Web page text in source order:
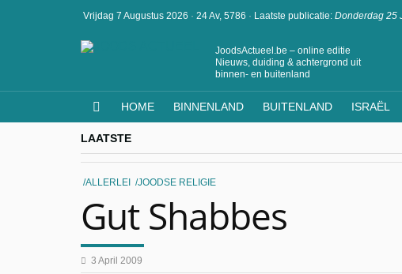
Vrijdag 7 Augustus 2026 · 24 Av, 5786 · Laatste publicatie: Donderdag 25
JoodsActueel.be – online editie
Nieuws, duiding & achtergrond uit
binnen- en buitenland
HOME BINNENLAND BUITENLAND ISRAËL
LAATSTE
ALLERLEI JOODSE RELIGIE
Gut Shabbes
3 April 2009